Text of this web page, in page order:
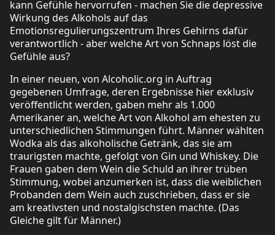
kann Gefühle hervorrufen - machen Sie die depressive
Wirkung des Alkohols auf das
Emotionsregulierungszentrum Ihres Gehirns dafür
verantwortlich - aber welche Art von Schnaps löst die
Gefühle aus?
In einer neuen, von Alcoholic.org in Auftrag
gegebenen Umfrage, deren Ergebnisse hier exklusiv
veröffentlicht werden, gaben mehr als 1.000
Amerikaner an, welche Art von Alkohol am ehesten zu
unterschiedlichen Stimmungen führt. Männer wählten
Wodka als das alkoholische Getränk, das sie am
traurigsten machte, gefolgt von Gin und Whiskey. Die
Frauen gaben dem Wein die Schuld an ihrer trüben
Stimmung, wobei anzumerken ist, dass die weiblichen
Probanden dem Wein auch zuschrieben, dass er sie
am kreativsten und nostalgischsten machte. (Das
Gleiche gilt für Männer.)